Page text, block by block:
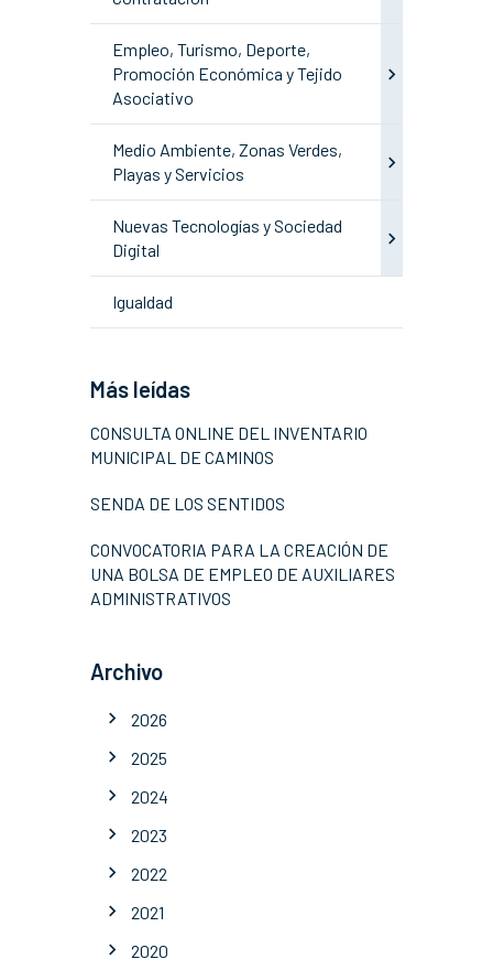
Empleo, Turismo, Deporte,
Promoción Económica y Tejido
Asociativo
Medio Ambiente, Zonas Verdes,
Playas y Servicios
Nuevas Tecnologías y Sociedad
Digital
Igualdad
Más leídas
CONSULTA ONLINE DEL INVENTARIO
MUNICIPAL DE CAMINOS
SENDA DE LOS SENTIDOS
CONVOCATORIA PARA LA CREACIÓN DE
UNA BOLSA DE EMPLEO DE AUXILIARES
ADMINISTRATIVOS
Archivo
2026
2025
2024
2023
2022
2021
2020